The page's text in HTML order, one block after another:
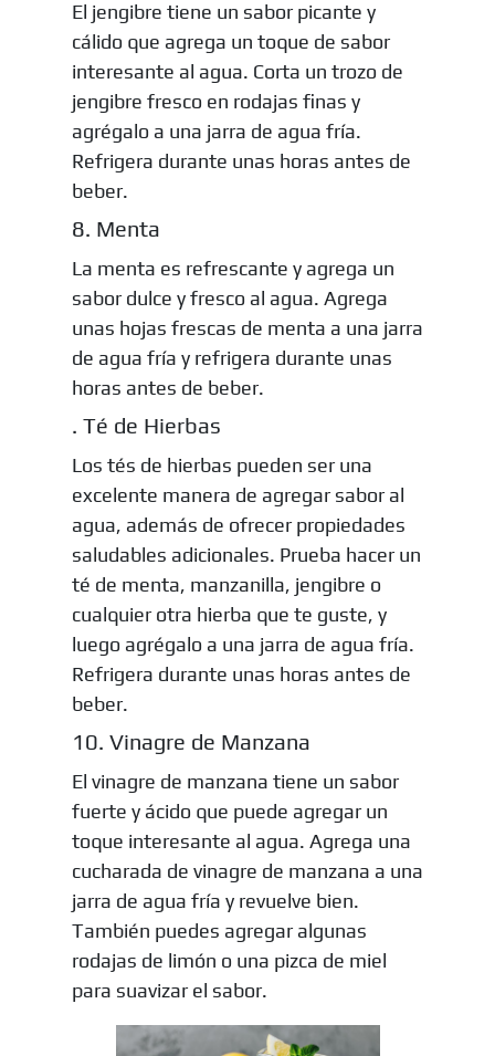
El jengibre tiene un sabor picante y
cálido que agrega un toque de sabor
interesante al agua. Corta un trozo de
jengibre fresco en rodajas finas y
agrégalo a una jarra de agua fría.
Refrigera durante unas horas antes de
beber.
8. Menta
La menta es refrescante y agrega un
sabor dulce y fresco al agua. Agrega
unas hojas frescas de menta a una jarra
de agua fría y refrigera durante unas
horas antes de beber.
. Té de Hierbas
Los tés de hierbas pueden ser una
excelente manera de agregar sabor al
agua, además de ofrecer propiedades
saludables adicionales. Prueba hacer un
té de menta, manzanilla, jengibre o
cualquier otra hierba que te guste, y
luego agrégalo a una jarra de agua fría.
Refrigera durante unas horas antes de
beber.
10. Vinagre de Manzana
El vinagre de manzana tiene un sabor
fuerte y ácido que puede agregar un
toque interesante al agua. Agrega una
cucharada de vinagre de manzana a una
jarra de agua fría y revuelve bien.
También puedes agregar algunas
rodajas de limón o una pizca de miel
para suavizar el sabor.